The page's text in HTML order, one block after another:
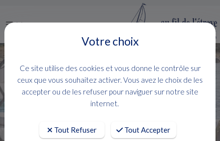
Menu
FILTRER
Votre choix
Ce site utilise des cookies et vous donne le contrôle sur
ceux que vous souhaitez activer. Vous avez le choix de les
accepter ou de les refuser pour naviguer sur notre site
internet.
Tout Refuser Tout Accepter